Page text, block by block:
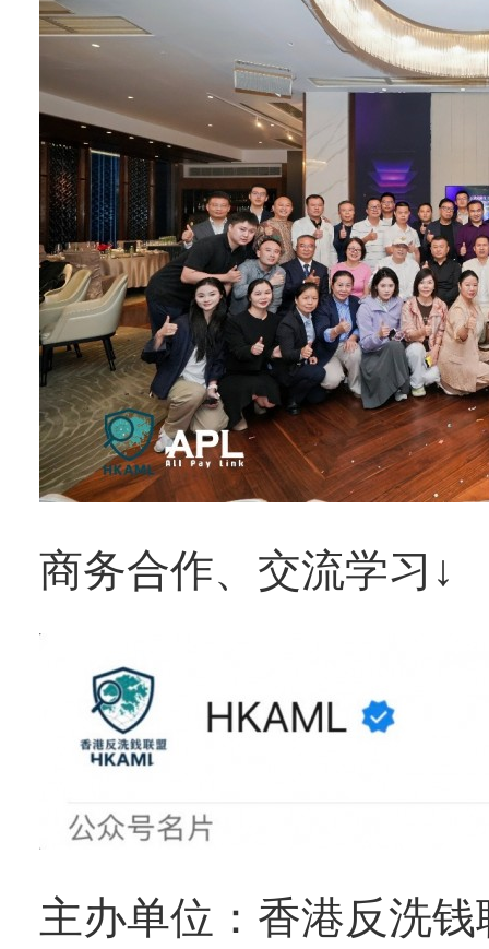
商务合作、交流学习↓
主办单位：香港反洗